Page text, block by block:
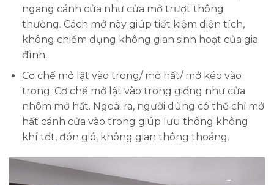
ngang cánh cửa như cửa mở trượt thông
thường. Cách mở này giúp tiết kiệm diện tích,
không chiếm dụng không gian sinh hoạt của gia
đình.
Cơ chế mở lật vào trong/ mở hất/ mở kéo vào
trong: Cơ chế mở lật vào trong giống như cửa
nhôm mở hất. Ngoài ra, người dùng có thể chỉ mở
hất cánh cửa vào trong giúp lưu thông không
khí tốt, đón gió, không gian thông thoáng.